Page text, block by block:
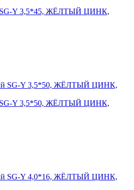
SG-Y 3,5*45, ЖЁЛТЫЙ ЦИНК,
SG-Y 3,5*50, ЖЁЛТЫЙ ЦИНК,